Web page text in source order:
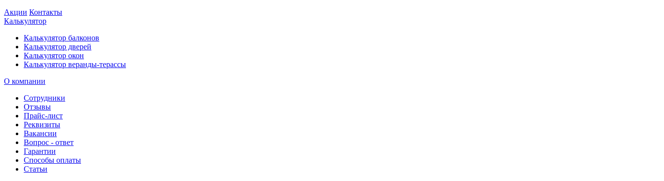
Акции Контакты
Калькулятор
Калькулятор балконов
Калькулятор дверей
Калькулятор окон
Калькулятор веранды-терассы
О компании
Сотрудники
Отзывы
Прайс-лист
Реквизиты
Вакансии
Вопрос - ответ
Гарантии
Способы оплаты
Статьи